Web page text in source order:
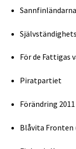
Sannfinländarna
För de Fattigas
Piratpartiet
Förändring 2011
Blåvita Fronten